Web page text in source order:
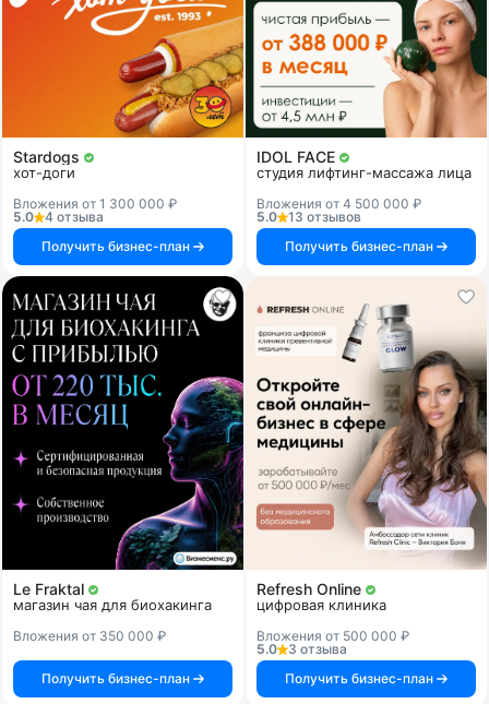
Stardogs
хот-доги
Вложения от 1 300 000 ₽
5.0
4 отзыва
Получить бизнес-план
IDOL FACE
студия лифтинг-массажа лица
Вложения от 4 500 000 ₽
5.0
13 отзывов
Получить бизнес-план
Le Fraktal
магазин чая для биохакинга
Вложения от 350 000 ₽
Получить бизнес-план
Refresh Online
цифровая клиника
Вложения от 500 000 ₽
5.0
3 отзыва
Получить бизнес-план